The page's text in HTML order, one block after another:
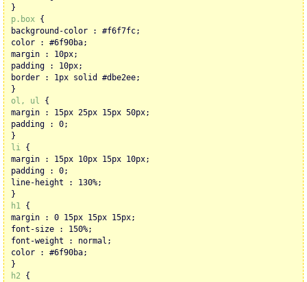
}
p.box {
background-color : #f6f7fc;
color : #6f90ba;
margin : 10px;
padding : 10px;
border : 1px solid #dbe2ee;
}
ol, ul {
margin : 15px 25px 15px 50px;
padding : 0;
}
li {
margin : 15px 10px 15px 10px;
padding : 0;
line-height : 130%;
}
h1 {
margin : 0 15px 15px 15px;
font-size : 150%;
font-weight : normal;
color : #6f90ba;
}
h2 {